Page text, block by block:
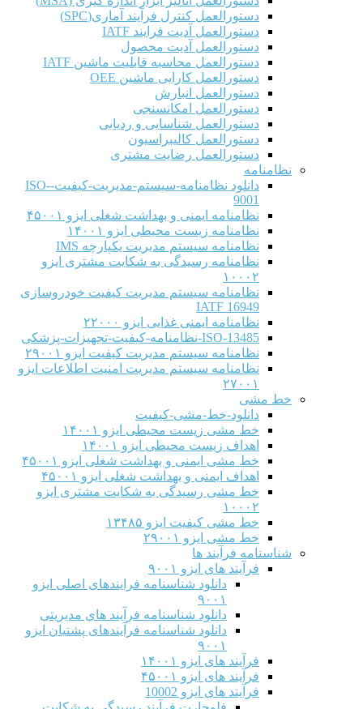
دستورالعمل کنترل فرآیند آماری(SPC)
دستورالعمل آدیت فرایند IATF
دستورالعمل آدیت محصول
دستورالعمل محاسبه قابلیت ماشین IATF
دستورالعمل کارایی ماشین OEE
دستورالعمل انبارش
دستورالعمل امکانسنجی
دستورالعمل شناسایی و ردیابی
دستورالعمل کالیبراسیون
دستورالعمل رضایت مشتری
نظامنامه
دانلود نظامنامه-سیستم-مدیریت-کیفیت-ISO-
9001
نظامنامه ایمنی و بهداشت شغلی ایزو ۴۵۰۰۱
نظامنامه زیست محیطی ایزو ۱۴۰۰۱
نظامنامه سیستم مدیریت یکپارچه IMS
نظامنامه رسیدگی به شکایت مشتری ایزو
۱۰۰۰۲
نظامنامه سیستم مدیریت کیفیت خودروسازی
IATF 16949
نظامنامه ایمنی غذایی ایزو ۲۲۰۰۰
ISO-13485-نظامنامه-کیفیت-تجهیزات-پزشکی
نظامنامه سیستم مدیریت کیفیت ایزو ۲۹۰۰۱
نظامنامه سیستم مدیریت امنیت اطلاعات ایزو
۲۷۰۰۱
خط مشی
دانلود-خط-مشی-کیفیت
خط مشی زیست محیطی ایزو ۱۴۰۰۱
اهداف زیست محیطی ایزو ۱۴۰۰۱
خط مشی ایمنی و بهداشت شغلی ایزو ۴۵۰۰۱
اهداف ایمنی و بهداشت شغلی ایزو ۴۵۰۰۱
خط مشی رسیدگی به شکایت مشتری ایزو
۱۰۰۰۲
خط مشی کیفیت ایزو ۱۳۴۸۵
خط مشی ایزو ۲۹۰۰۱
شناسنامه فرآیند ها
فرآیند های ایزو ۹۰۰۱
دانلود شناسنامه فرایندهای اصلی ایزو
۹۰۰۱
دانلود شناسنامه فرآیند های مدیریتی
دانلود شناسنامه فرآیندهای پشتیان ایزو
۹۰۰۱
فرآیند های ایزو ۱۴۰۰۱
فرآیند های ایزو ۴۵۰۰۱
فرآیند های ایزو 10002